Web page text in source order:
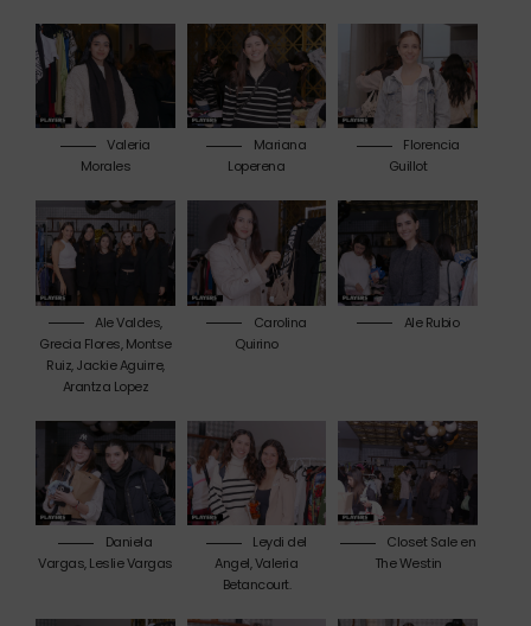
Valeria
Morales
Mariana
Loperena
Florencia
Guillot
Ale Valdes,
Grecia Flores, Montse
Ruiz, Jackie Aguirre,
Arantza Lopez
Carolina
Quirino
Ale Rubio
Daniela
Vargas, Leslie Vargas
Leydi del
Angel, Valeria
Betancourt.
Closet Sale en
The Westin